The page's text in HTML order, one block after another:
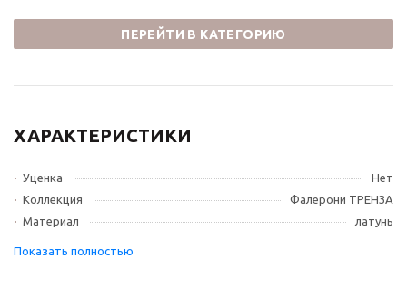
ПЕРЕЙТИ В КАТЕГОРИЮ
ХАРАКТЕРИСТИКИ
Уценка
Нет
Коллекция
Фалерони ТРЕНЗА
Материал
латунь